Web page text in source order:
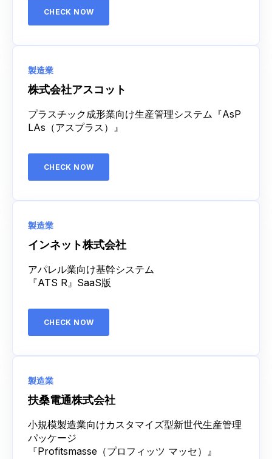
CHECK NOW
製造業
株式会社アスコット
プラスチック成形業向け生産管理システム『AsP
LAs（アスプラス）』
CHECK NOW
製造業
インネット株式会社
アパレル業向け基幹システム
『ATS R』SaaS版
CHECK NOW
製造業
扶桑電通株式会社
小規模製造業向けカスタマイズ型新世代生産管理
パッケージ
『Profitsmasse（プロフィッツ マッセ）』